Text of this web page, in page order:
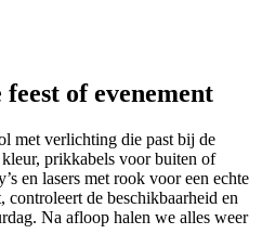
of evenement
met verlichting die past bij de
prikkabels voor buiten of
en lasers met rook voor een echte
controleert de beschikbaarheid en
Na afloop halen we alles weer